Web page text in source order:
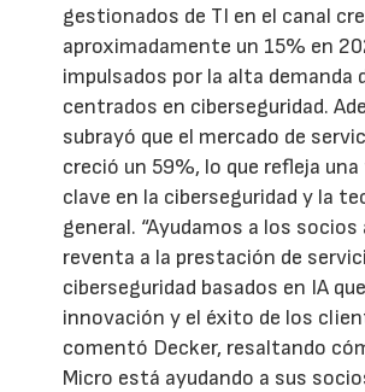
gestionados de TI en el canal
aproximadamente un 15% en
impulsados por la alta demanda
centrados en ciberseguridad.
subrayó que el mercado de
creció un 59%, lo que refleja
clave en la ciberseguridad y la
general. “Ayudamos a los socios
reventa a la prestación de
ciberseguridad basados en IA
innovación y el éxito de los
comentó Decker, resaltando
Micro está ayudando a sus